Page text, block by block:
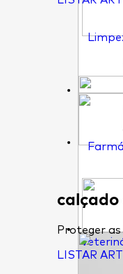
Proteger
LISTAR